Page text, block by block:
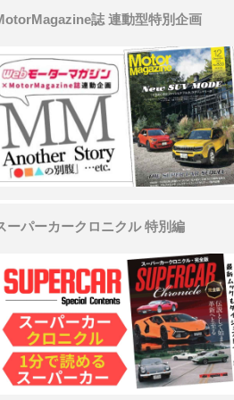
誌 連動型特別企画
ーパーカークロニクル 特別編